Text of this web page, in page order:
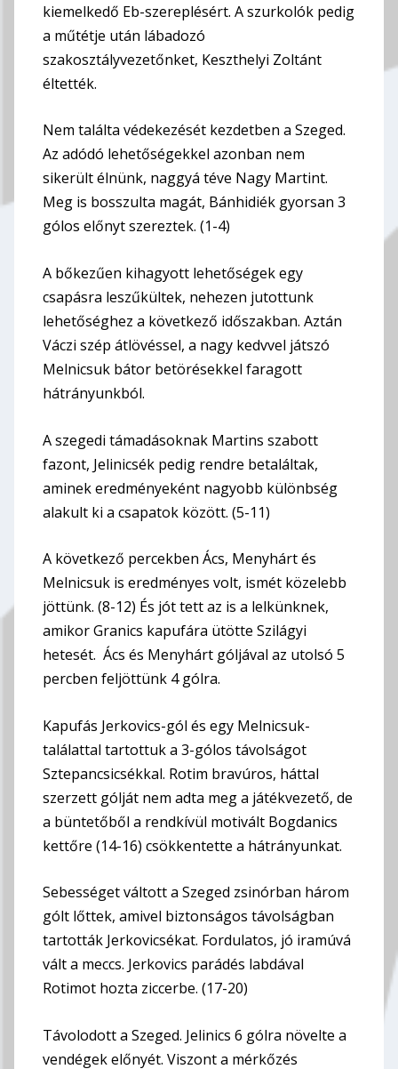
kiemelkedő Eb-szereplésért. A szurkolók pedig
a műtétje után lábadozó
szakosztályvezetőnket, Keszthelyi Zoltánt
éltették.
Nem találta védekezését kezdetben a Szeged.
Az adódó lehetőségekkel azonban nem
sikerült élnünk, naggyá téve Nagy Martint.
Meg is bosszulta magát, Bánhidiék gyorsan 3
gólos előnyt szereztek. (1-4)
A bőkezűen kihagyott lehetőségek egy
csapásra leszűkültek, nehezen jutottunk
lehetőséghez a következő időszakban. Aztán
Váczi szép átlövéssel, a nagy kedvvel játszó
Melnicsuk bátor betörésekkel faragott
hátrányunkból.
A szegedi támadásoknak Martins szabott
fazont, Jelinicsék pedig rendre betaláltak,
aminek eredményeként nagyobb különbség
alakult ki a csapatok között. (5-11)
A következő percekben Ács, Menyhárt és
Melnicsuk is eredményes volt, ismét közelebb
jöttünk. (8-12) És jót tett az is a lelkünknek,
amikor Granics kapufára ütötte Szilágyi
hetesét. Ács és Menyhárt góljával az utolsó 5
percben feljöttünk 4 gólra.
Kapufás Jerkovics-gól és egy Melnicsuk-
találattal tartottuk a 3-gólos távolságot
Sztepancsicsékkal. Rotim bravúros, háttal
szerzett gólját nem adta meg a játékvezető, de
a büntetőből a rendkívül motivált Bogdanics
kettőre (14-16) csökkentette a hátrányunkat.
Sebességet váltott a Szeged zsinórban három
gólt lőttek, amivel biztonságos távolságban
tartották Jerkovicsékat. Fordulatos, jó iramúvá
vált a meccs. Jerkovics parádés labdával
Rotimot hozta ziccerbe. (17-20)
Távolodott a Szeged. Jelinics 6 gólra növelte a
vendégek előnyét. Viszont a mérkőzés